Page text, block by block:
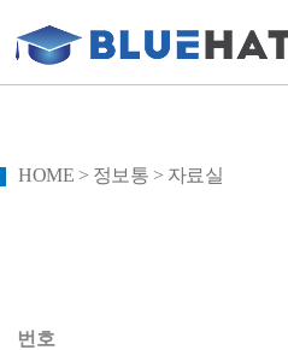
HOME > 정보통 > 자료실
번호